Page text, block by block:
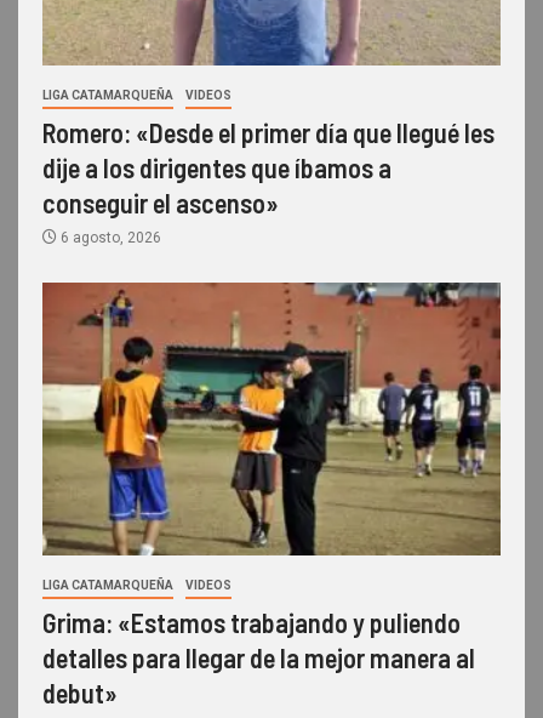
LIGA CATAMARQUEÑA VIDEOS
Romero: «Desde el primer día que llegué les
dije a los dirigentes que íbamos a
conseguir el ascenso»
6 agosto, 2026
LIGA CATAMARQUEÑA VIDEOS
Grima: «Estamos trabajando y puliendo
detalles para llegar de la mejor manera al
debut»